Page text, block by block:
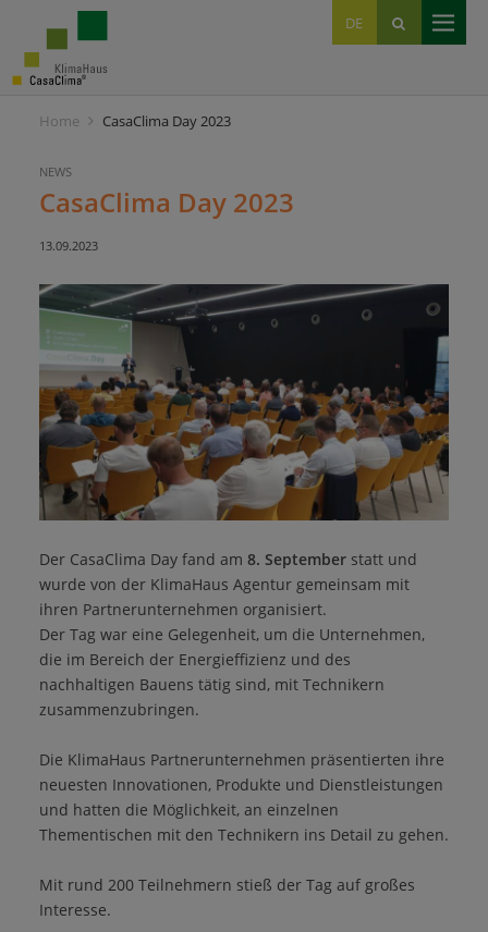
DE
IT
EN
Home CasaClima Day 2023
NEWS
CasaClima Day 2023
13.09.2023
Der CasaClima Day fand am 8. Septemberstatt und
wurde von der KlimaHaus Agentur gemeinsam mit
ihren Partnerunternehmen organisiert.
Der Tag war eine Gelegenheit, um die Unternehmen,
die im Bereich der Energieffizienz und des
nachhaltigen Bauens tätig sind, mit Technikern
zusammenzubringen.
Die KlimaHaus Partnerunternehmen präsentierten ihre
neuesten Innovationen, Produkte und Dienstleistungen
und hatten die Möglichkeit, an einzelnen
Thementischen mit den Technikern ins Detail zu gehen.
Mit rund 200 Teilnehmern stieß der Tag auf großes
Interesse.